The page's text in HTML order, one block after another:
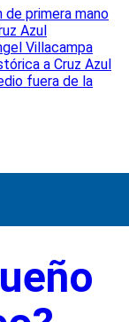
de primera mano
Azul
Villacampa
a Cruz Azul
fuera de la